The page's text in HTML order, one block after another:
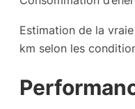
Estimation de la
km selon les